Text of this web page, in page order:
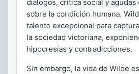
diálogos, crítica social y agudas
sobre la condición humana.
talento excepcional para
la sociedad victoriana,
hipocresías y contradicciones.
Sin embargo, la vida de Wilde